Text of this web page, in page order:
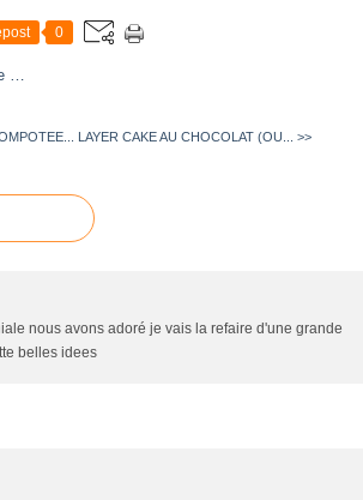
0
…
LAYER CAKE AU CHOCOLAT (OU... >>
nous avons adoré je vais la refaire d'une grande
belles idees